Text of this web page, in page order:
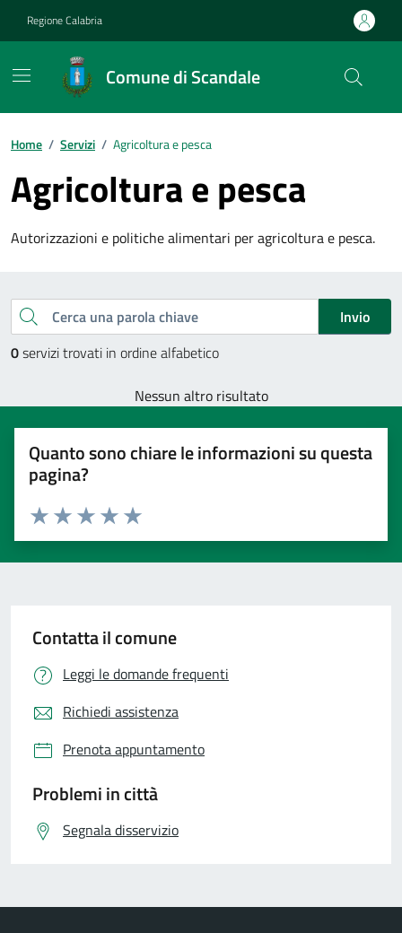
Regione Calabria
Comune di Scandale
Home / Servizi / Agricoltura e pesca
Agricoltura e pesca
Autorizzazioni e politiche alimentari per agricoltura e pesca.
Esplora tutti i servizi
Cerca una parola chiave
Invio
0servizi trovati in ordine alfabetico
Nessun altro risultato
Quanto sono chiare le informazioni su questa
pagina?
Valuta 5 stelle su 5
Valuta 4 stelle su 5
Valuta 3 stelle su 5
Valuta 2 stelle su 5
Valuta 1 stelle su 5
Contatta il comune
Leggi le domande frequenti
Richiedi assistenza
Prenota appuntamento
Problemi in città
Segnala disservizio